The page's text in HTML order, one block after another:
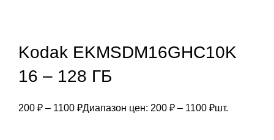
Kodak EKMSDM16GHC10K
16 – 128 ГБ
200 ₽ – 1100 ₽Диапазон цен: 200 ₽ – 1100 ₽шт.